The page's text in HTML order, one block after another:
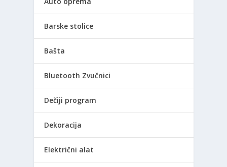
Barske stolice
Bašta
Bluetooth Zvučnici
Dečiji program
Dekoracija
Električni alat